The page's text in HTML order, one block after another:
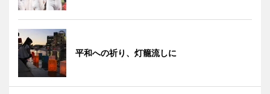
平和への祈り、灯籠流しに